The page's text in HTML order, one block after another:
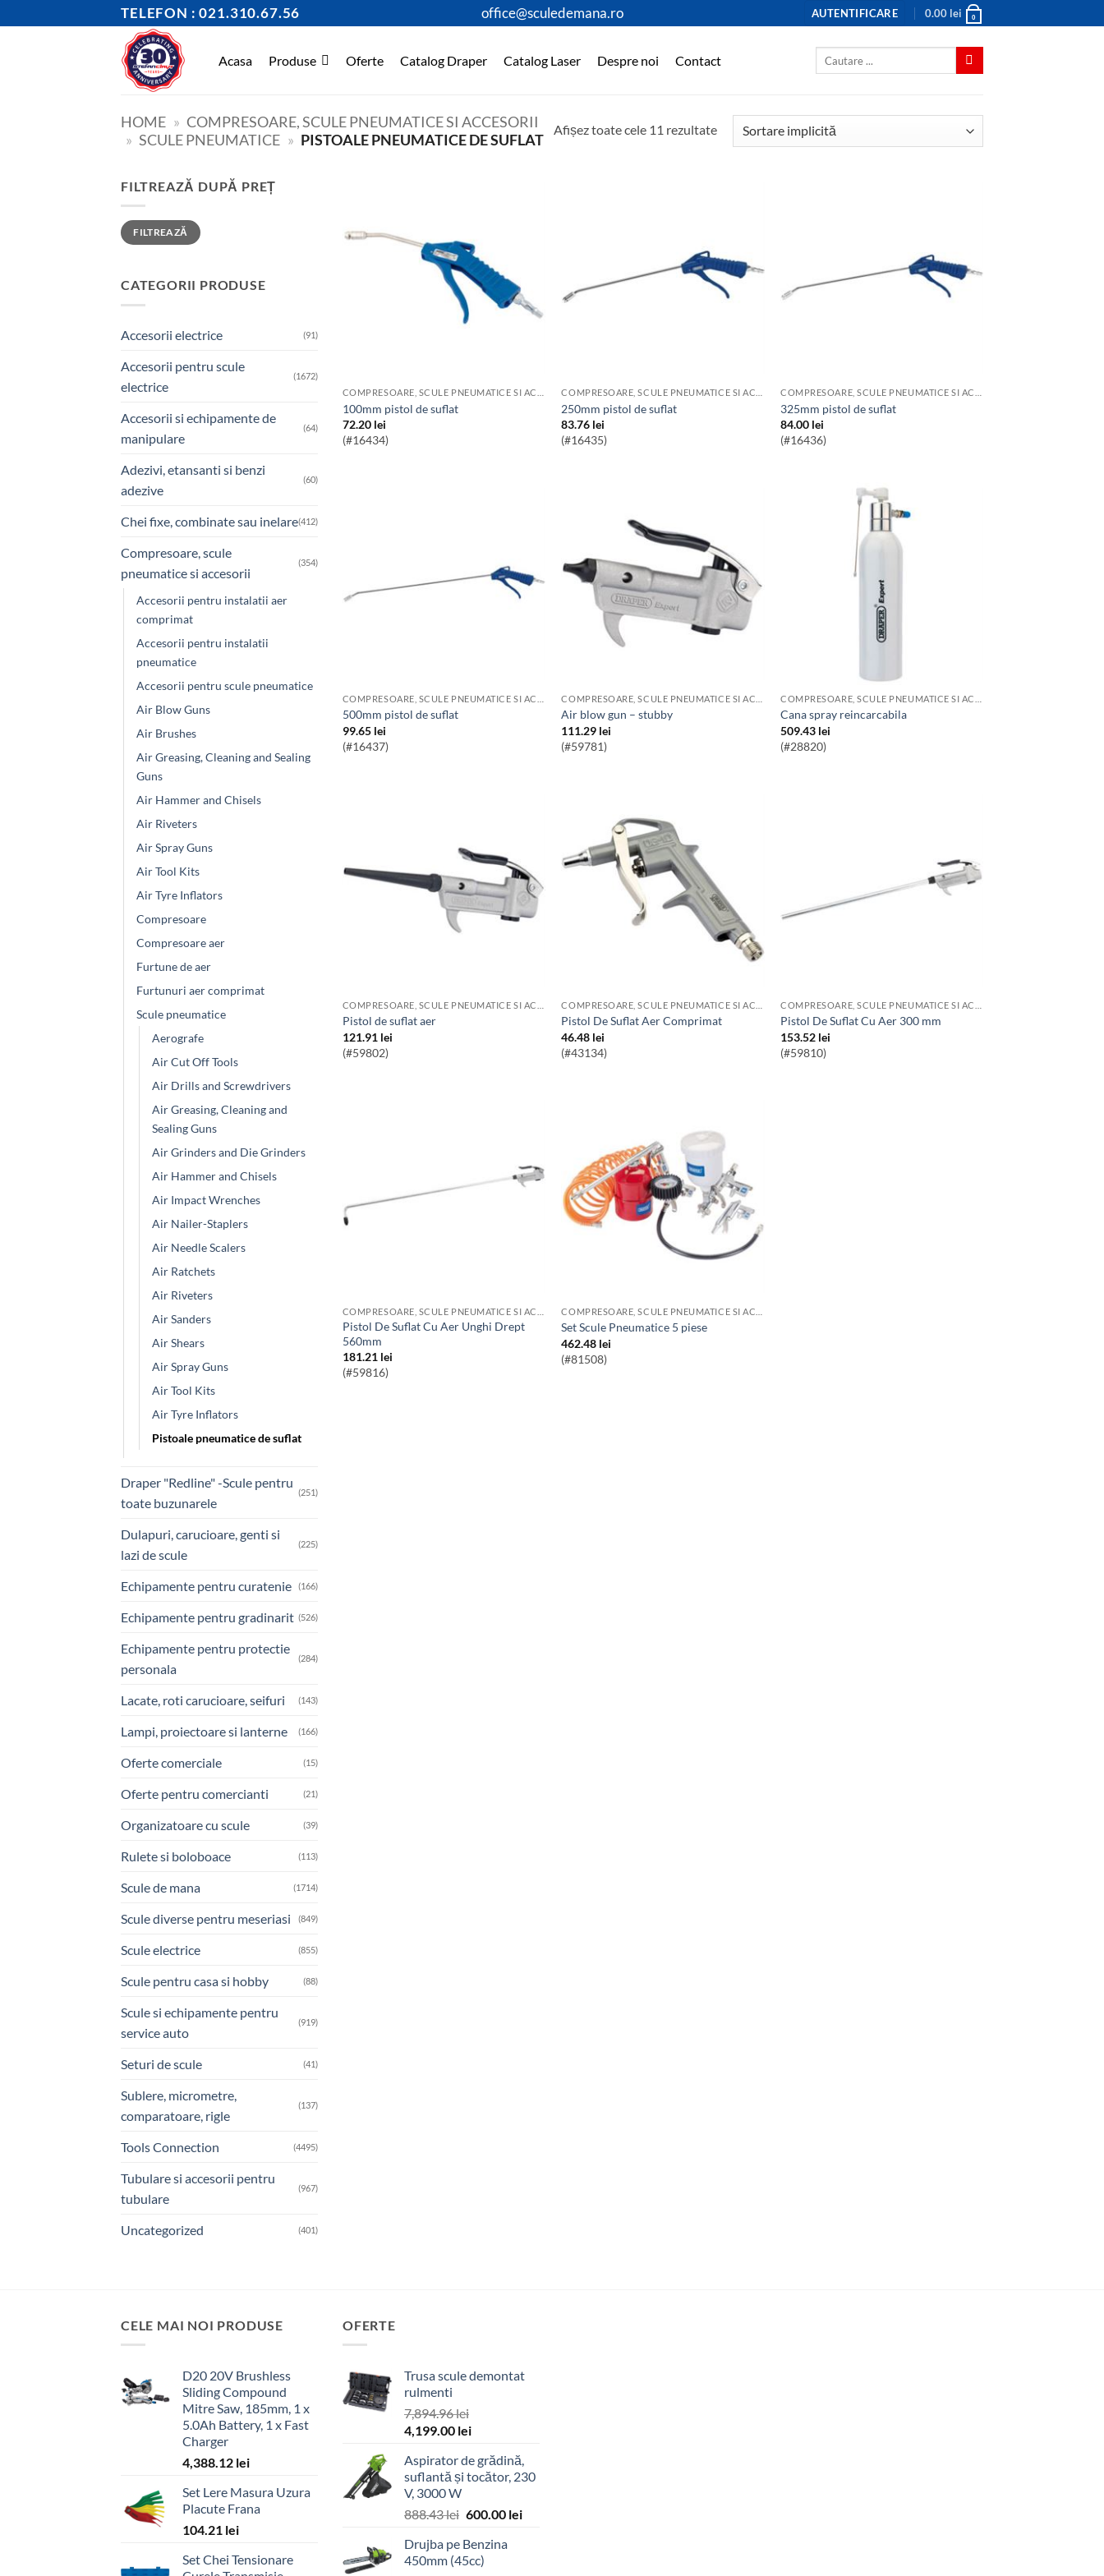
to
TELEFON : 021.310.67.56 office@sculedemana.ro AUTENTIFICARE 0.00 lei 0
Acasa Produse Oferte Catalog Draper Catalog Laser Despre noi Contact
HOME » COMPRESOARE, SCULE PNEUMATICE SI ACCESORII
» SCULE PNEUMATICE » PISTOALE PNEUMATICE DE SUFLAT
Afișez toate cele 11 rezultate
FILTREAZĂ DUPĂ PREȚ
Preț
minim
Preț
maxim
FILTREAZĂ
CATEGORII PRODUSE
Accesorii electrice (91)
Accesorii pentru scule
electrice
(1672)
Accesorii si echipamente de
manipulare
(64)
Adezivi, etansanti si benzi
adezive
(60)
Chei fixe, combinate sau inelare(412)
Compresoare, scule
pneumatice si accesorii
(354)
Accesorii pentru instalatii aer
comprimat
Accesorii pentru instalatii
pneumatice
Accesorii pentru scule pneumatice
Air Blow Guns
Air Brushes
Air Greasing, Cleaning and Sealing
Guns
Air Hammer and Chisels
Air Riveters
Air Spray Guns
Air Tool Kits
Air Tyre Inflators
Compresoare
Compresoare aer
Furtune de aer
Furtunuri aer comprimat
Scule pneumatice
Aerografe
Air Cut Off Tools
Air Drills and Screwdrivers
Air Greasing, Cleaning and
Sealing Guns
Air Grinders and Die Grinders
Air Hammer and Chisels
Air Impact Wrenches
Air Nailer-Staplers
Air Needle Scalers
Air Ratchets
Air Riveters
Air Sanders
Air Shears
Air Spray Guns
Air Tool Kits
Air Tyre Inflators
Pistoale pneumatice de suflat
Draper "Redline" -Scule pentru
toate buzunarele
(251)
Dulapuri, carucioare, genti si
lazi de scule
(225)
Echipamente pentru curatenie (166)
Echipamente pentru gradinarit (526)
Echipamente pentru protectie
personala
(284)
Lacate, roti carucioare, seifuri (143)
Lampi, proiectoare si lanterne (166)
Oferte comerciale (15)
Oferte pentru comercianti (21)
Organizatoare cu scule (39)
Rulete si boloboace (113)
Scule de mana (1714)
Scule diverse pentru meseriasi (849)
Scule electrice (855)
Scule pentru casa si hobby (88)
Scule si echipamente pentru
service auto
(919)
Seturi de scule (41)
Sublere, micrometre,
comparatoare, rigle
(137)
Tools Connection (4495)
Tubulare si accesorii pentru
tubulare
(967)
Uncategorized (401)
100mm pistol de suflat
72.20 lei
(#16434)
250mm pistol de suflat
83.76 lei
(#16435)
325mm pistol de suflat
84.00 lei
(#16436)
500mm pistol de suflat
99.65 lei
(#16437)
air blow gun – stubby
111.29 lei
(#59781)
Cana spray reincarcabila
509.43 lei
(#28820)
Pistol de suflat aer
121.91 lei
(#59802)
Pistol De Suflat Aer Comprimat
46.48 lei
(#43134)
Pistol De Suflat Cu Aer 300 mm
153.52 lei
(#59810)
Pistol De Suflat Cu Aer Unghi Drept
560mm
181.21 lei
(#59816)
Set Scule Pneumatice 5 piese
462.48 lei
(#81508)
CELE MAI NOI PRODUSE
D20 20V Brushless
Sliding Compound
Mitre Saw, 185mm, 1 x
5.0Ah Battery, 1 x Fast
Charger
4,388.12 lei
Set Lere Masura Uzura
Placute Frana
104.21 lei
Set Chei Tensionare
OFERTE
Trusa scule demontat
rulmenti
7,894.96lei
Prețul
a
fost:
7,894.96 lei.
4,199.00 leiPrețul
este:
4,199.00 lei.
Aspirator de grădină,
suflantă și tocător, 230
V, 3000 W
888.43lei Prețul
a
fost:
600.00 leiPrețul
Drujba pe Benzina
450mm (45cc)